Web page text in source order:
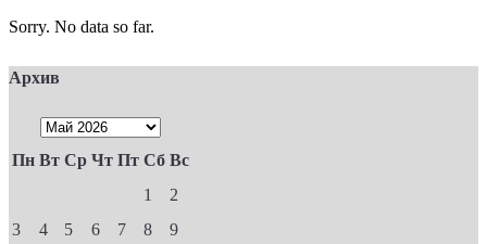
Sorry. No data so far.
Архив
Пн Вт Ср Чт Пт Сб Вс
1
2
3
4 5 6 7 8
9